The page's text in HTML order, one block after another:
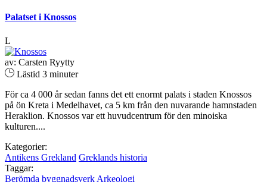
Palatset i Knossos
L
av: Carsten Ryytty
Lästid 3 minuter
För ca 4 000 år sedan fanns det ett enormt palats i staden Knossos
på ön Kreta i Medelhavet, ca 5 km från den nuvarande hamnstaden
Heraklion. Knossos var ett huvudcentrum för den minoiska
kulturen....
Kategorier:
Antikens Grekland Greklands historia
Taggar:
Berömda byggnadsverk Arkeologi